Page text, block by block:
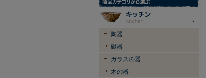
陶器
磁器
ガラスの器
木の器